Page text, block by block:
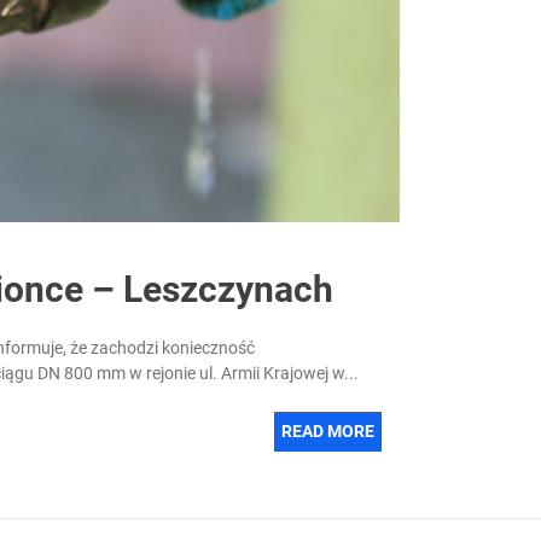
– Leszczynach
że zachodzi konieczność
DN 800 mm w rejonie ul. Armii Krajowej w...
READ MORE